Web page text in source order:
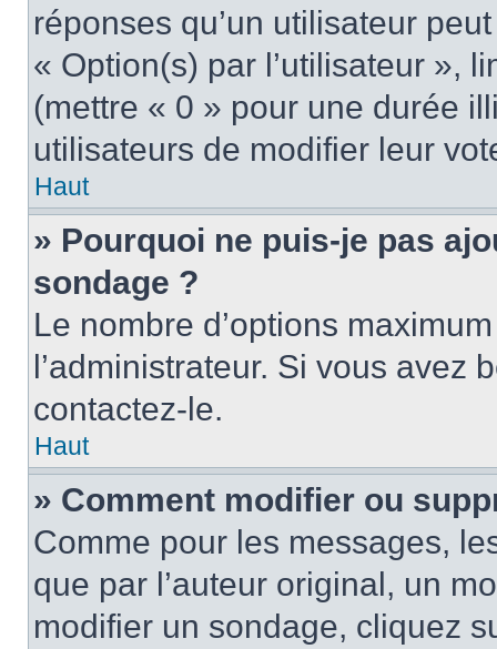
réponses qu’un utilisateur
« Option(s) par l’utilisateur »,
(mettre « 0 » pour une durée
utilisateurs de modifier leur
Haut
» Pourquoi ne puis-je pas
sondage ?
Le nombre d’options
l’administrateur. Si vous avez
contactez-le.
Haut
» Comment modifier ou
Comme pour les messages,
que par l’auteur original, un
modifier un sondage, cliquez